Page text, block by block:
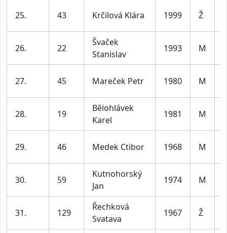
25. 43 Krčilová Klára 1999 Ž
26. 22
Švaček
Stanislav
1993 M
27. 45 Mareček Petr 1980 M
28. 19
Bělohlávek
Karel
1981 M
29. 46 Medek Ctibor 1968 M
30. 59
Kutnohorský
Jan
1974 M
31. 129
Řechková
Svatava
1967 Ž